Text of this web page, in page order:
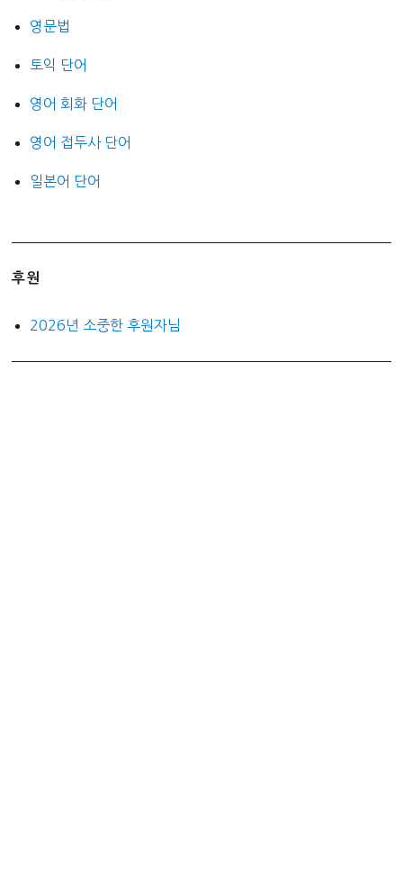
영문법
토익 단어
영어 회화 단어
영어 접두사 단어
일본어 단어
후원
2026년 소중한 후원자님